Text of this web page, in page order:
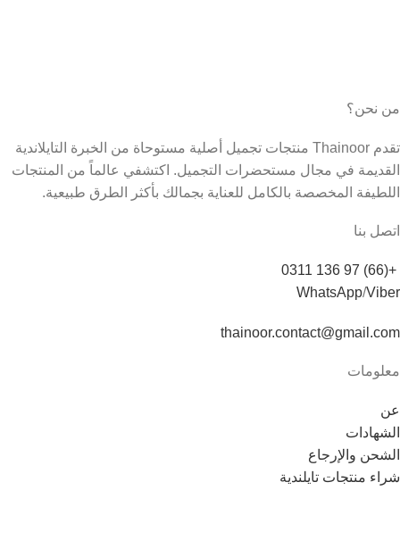
من نحن؟
تقدم Thainoor منتجات تجميل أصلية مستوحاة من الخبرة التايلاندية
القديمة في مجال مستحضرات التجميل. اكتشفي عالماً من المنتجات
اللطيفة المخصصة بالكامل للعناية بجمالك بأكثر الطرق طبيعية.
اتصل بنا
+(66) 97 136 0311
WhatsApp/Viber
thainoor.contact@gmail.com
معلومات
عن
الشهادات
الشحن والإرجاع
شراء منتجات تايلندية